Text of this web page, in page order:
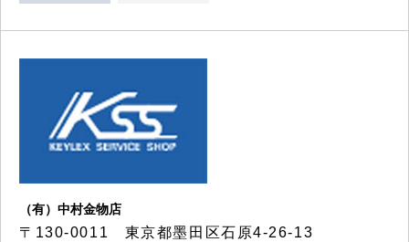
（有）中村金物店
〒130-0011 東京都墨田区石原4-26-13